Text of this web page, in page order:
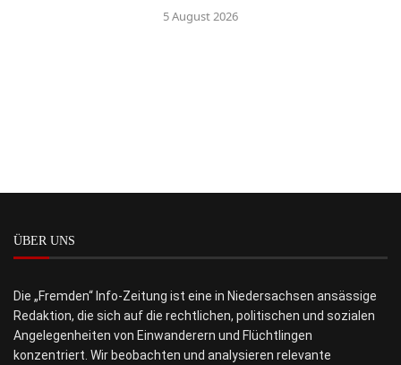
5 August 2026
ÜBER UNS
Die „Fremden“ Info-Zeitung ist eine in Niedersachsen ansässige
Redaktion, die sich auf die rechtlichen, politischen und sozialen
Angelegenheiten von Einwanderern und Flüchtlingen
konzentriert. Wir beobachten und analysieren relevante